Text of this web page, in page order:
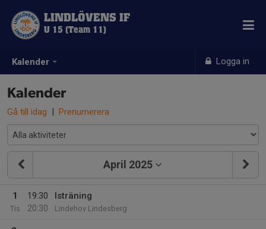
Kalender Logga in
LINDLÖVENS IF
U 15 (Team 11)
Kalender
Gå till idag | Prenumerera
April 2025
1
Tis
19:30
20:30
Isträning
Lindehov Lindesberg